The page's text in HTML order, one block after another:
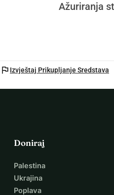
Ažuriranja
flag Izvještaj Prikupljanje Sredstava
Doniraj
Palestina
Ukrajina
Poplava